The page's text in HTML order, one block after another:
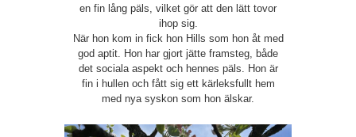
en fin lång päls, vilket gör att den lätt tovor
ihop sig.
När hon kom in fick hon Hills som hon åt med
god aptit. Hon har gjort jätte framsteg, både
det sociala aspekt och hennes päls. Hon är
fin i hullen och fått sig ett kärleksfullt hem
med nya syskon som hon älskar.